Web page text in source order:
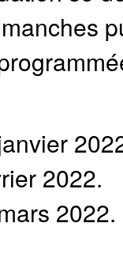
2022.
2022.